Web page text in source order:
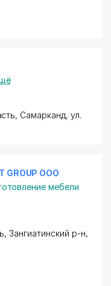
Самарканд, ул.
GROUP ООО
мебели
Зангиатинский р-н,